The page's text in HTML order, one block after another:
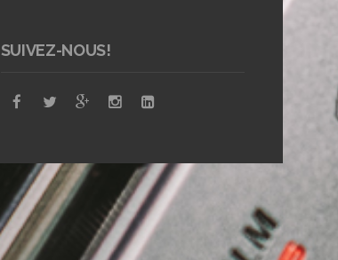
SUIVEZ-NOUS!